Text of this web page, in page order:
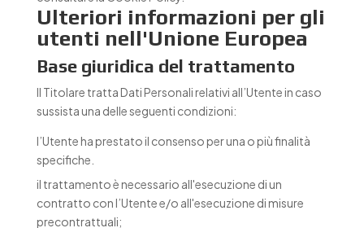
Ulteriori informazioni per gli
utenti nell'Unione Europea
Base giuridica del trattamento
Il Titolare tratta Dati Personali relativi all’Utente in caso
sussista una delle seguenti condizioni:
l’Utente ha prestato il consenso per una o più finalità
specifiche.
il trattamento è necessario all'esecuzione di un
contratto con l’Utente e/o all'esecuzione di misure
precontrattuali;